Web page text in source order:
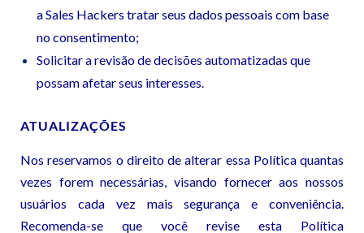
a Sales Hackers tratar seus dados pessoais com base
no consentimento;
Solicitar a revisão de decisões automatizadas que
possam afetar seus interesses.
ATUALIZAÇÕES
Nos reservamos o direito de alterar essa Política quantas
vezes forem necessárias, visando fornecer aos nossos
usuários cada vez mais segurança e conveniência.
Recomenda-se que você revise esta Política